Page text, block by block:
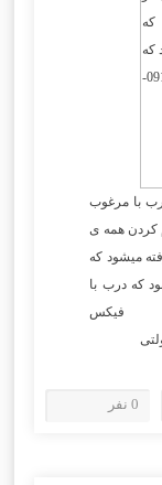
با مرغوب
کردن همه ی
میشود که
که درب با
0 نفر